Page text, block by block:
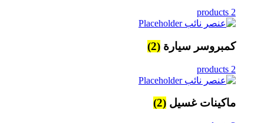
2 products
كمبروسر سيارة (2)
2 products
ماكينات غسيل (2)